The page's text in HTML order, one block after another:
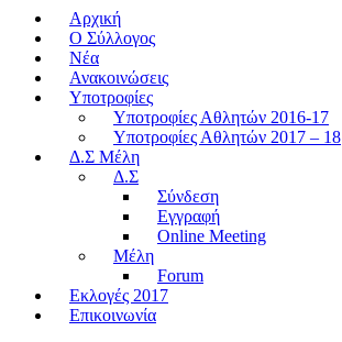
Αρχική
O Σύλλογος
Νέα
Ανακοινώσεις
Υποτροφίες
Υποτροφίες Αθλητών 2016-17
Υποτροφίες Αθλητών 2017 – 18
Δ.Σ Μέλη
Δ.Σ
Σύνδεση
Εγγραφή
Online Meeting
Μέλη
Forum
Εκλογές 2017
Επικοινωνία